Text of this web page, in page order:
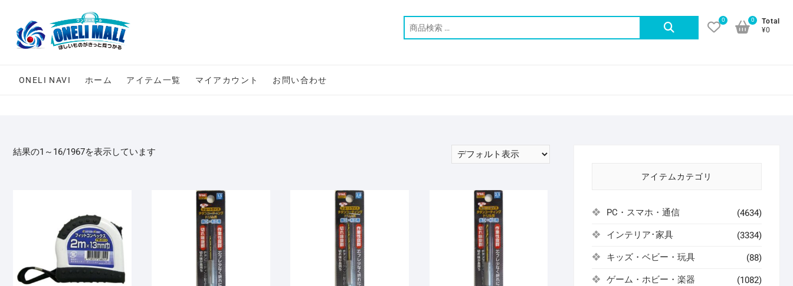
content
0
Total
¥0
0
ONELI NAVI ホーム アイテム一覧 マイアカウント お問い合わせ
結果の1～16/1967を表示しています
アイテムカテゴリ
PC・スマホ・通信 (4634)
インテリア･家具 (3334)
キッズ・ベビー・玩具 (88)
ゲーム・ホビー・楽器 (1082)